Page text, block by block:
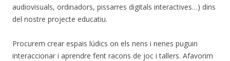
audiovisuals, ordinadors, pissarres digitals interactives…) dins
del nostre projecte educatiu.
Procurem crear espais lúdics on els nens i nenes puguin
interaccionar i aprendre fent racons de joc i tallers. Afavorim